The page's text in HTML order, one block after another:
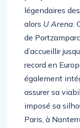
pompe en
légendaires
alorsU Arena.
de
d’accueillir
record en
également
assurer sa
imposé sa